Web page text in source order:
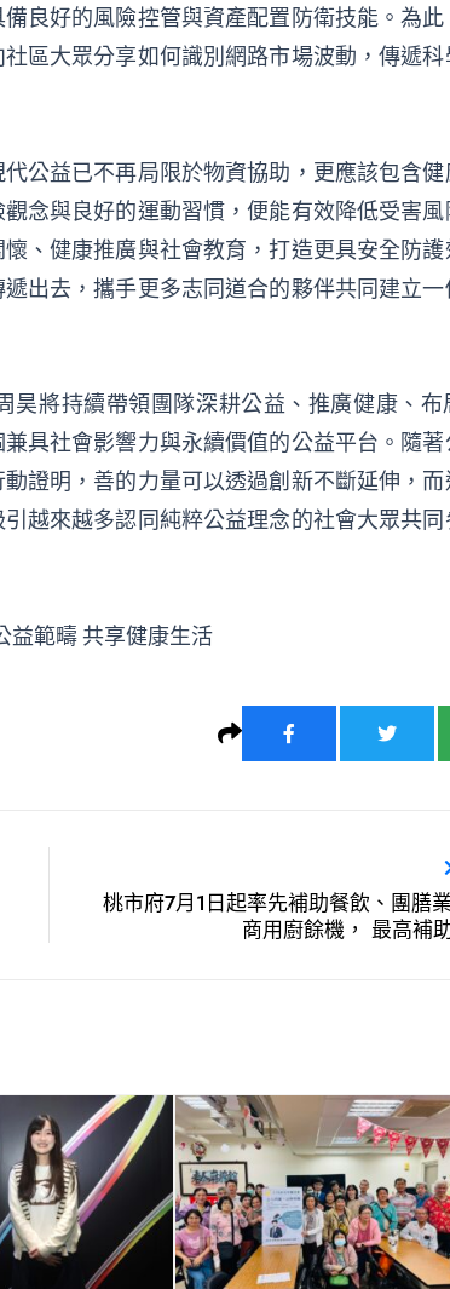
良好的風險控管與資產配置防衛技能。為此
區大眾分享如何識別網路市場波動，傳遞科
公益已不再局限於物資協助，更應該包含健
念與良好的運動習慣，便能有效降低受害風
、健康推廣與社會教育，打造更具安全防護
出去，攜手更多志同道合的夥伴共同建立一
昊將持續帶領團隊深耕公益、推廣健康、布
具社會影響力與永續價值的公益平台。隨
證明，善的力量可以透過創新不斷延伸，
越來越多認同純粹公益理念的社會大眾共同
益範疇 共享健康生活
桃市府7月1日起率先補助餐飲、團膳
商用廚餘機， 最高補